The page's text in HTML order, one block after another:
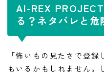
AI-REX
る？ネタバレと危
「怖いもの見たさで登
もいるかもしれません。